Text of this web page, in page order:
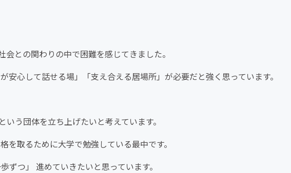
との関わりの中で困難を感じてきました。
安心して話せる場」「支え合える居場所」が必要だと強く思っています。
う団体を立ち上げたいと考えています。
を取るために大学で勉強している最中です。
ずつ」 進めていきたいと思っています。